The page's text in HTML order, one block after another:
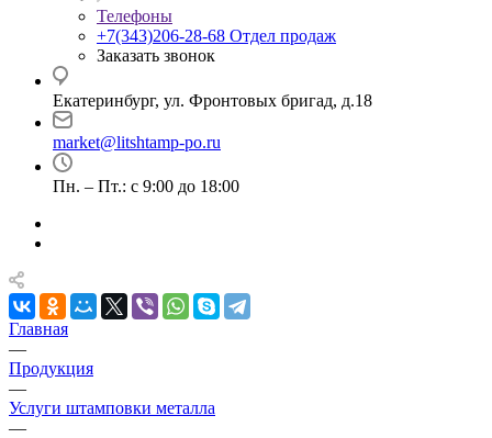
Телефоны
+7(343)206-28-68 Отдел продаж
Заказать звонок
Екатеринбург, ул. Фронтовых бригад, д.18
market@litshtamp-po.ru
Пн. – Пт.: с 9:00 до 18:00
Главная
—
Продукция
—
Услуги штамповки металла
—